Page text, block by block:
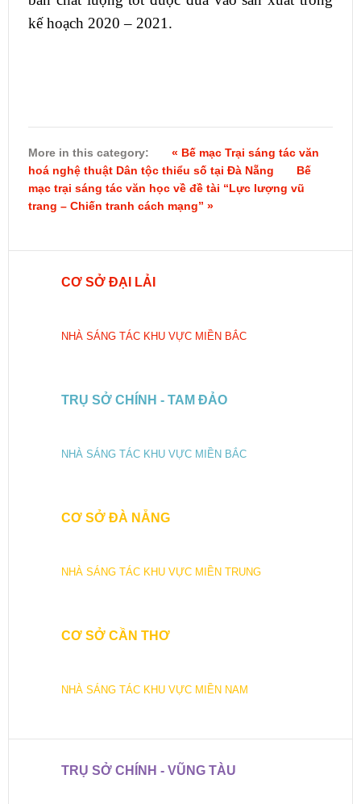
kế hoạch 2020 – 2021.
More in this category:
« Bế mạc Trại sáng tác văn
hoá nghệ thuật Dân tộc thiểu số tại Đà Nẵng
Bế
mạc trại sáng tác văn học về đề tài “Lực lượng vũ
trang – Chiến tranh cách mạng” »
CƠ SỞ ĐẠI LẢI
NHÀ SÁNG TÁC KHU VỰC MIỀN BẮC
TRỤ SỞ CHÍNH - TAM ĐẢO
NHÀ SÁNG TÁC KHU VỰC MIỀN BẮC
CƠ SỞ ĐÀ NẴNG
NHÀ SÁNG TÁC KHU VỰC MIỀN TRUNG
CƠ SỞ CẦN THƠ
NHÀ SÁNG TÁC KHU VỰC MIỀN NAM
TRỤ SỞ CHÍNH - VŨNG TÀU